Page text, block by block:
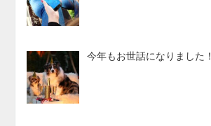
今年もお世話になりました！